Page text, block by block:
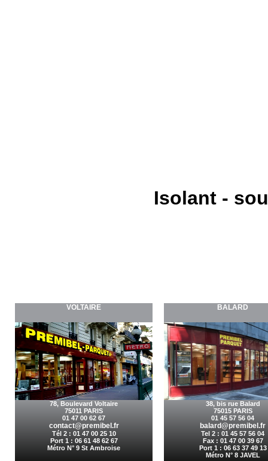
Isolant -
VOLTAIRE
78, Boulevard Voltaire
75011 PARIS
01 47 00 62 67
contact@premibel.fr
Tél 2 : 01 47 00 25 10
Port 1 : 06 61 48 62 67
Métro N° 9 St Ambroise
BALARD
38, bis rue Balard
75015 PARIS
01 45 57 56 04
balard@premibel.fr
Tel 2 : 01 45 57 56 04
Fax : 01 47 00 39 67
Port 1 : 06 63 37 49 13
Métro N° 8 JAVEL